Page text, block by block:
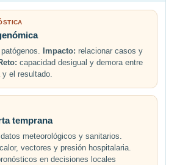
Impacto: relacionar casos y
capacidad desigual y demora entre
y el resultado.
temprana
meteorológicos y sanitarios.
vectores y presión hospitalaria.
en decisiones locales